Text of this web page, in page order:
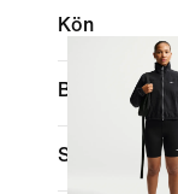
Kön
Barn
Shoppa efter